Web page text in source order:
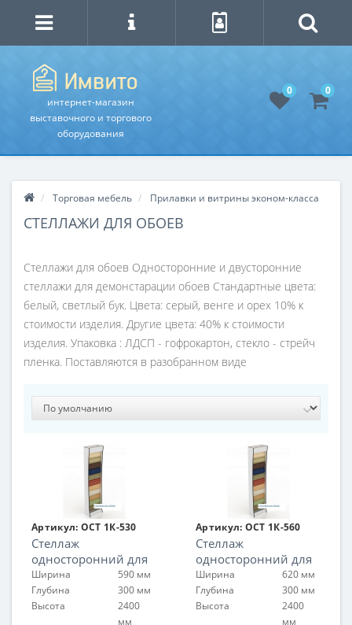
интернет-магазин
выставочного и торгового
оборудования
0 0
Торговая мебель Прилавки и витрины эконом-класса
СТЕЛЛАЖИ ДЛЯ ОБОЕВ
Стеллажи для обоев Односторонние и двусторонние
стеллажи для демонстарации обоев Стандартные цвета:
белый, светлый бук. Цвета: серый, венге и орех 10% к
стоимости изделия. Другие цвета: 40% к стоимости
изделия. Упаковка : ЛДСП - гофрокартон, стекло - стрейч
пленка. Поставляются в разобранном виде
Артикул: ОСТ 1К-530
Стеллаж
односторонний для
обоев
Ширина
590 мм
Глубина
300 мм
Высота
2400
мм
Артикул: ОСТ 1К-560
Стеллаж
односторонний для
обоев
Ширина
620 мм
Глубина
300 мм
Высота
2400
мм